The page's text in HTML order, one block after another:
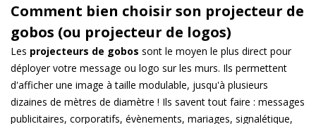
Comment bien choisir son projecteur de
gobos (ou projecteur de logos)
Les projecteurs de gobos sont le moyen le plus direct pour
déployer votre message ou logo sur les murs. Ils permettent
d'afficher une image à taille modulable, jusqu'à plusieurs
dizaines de mètres de diamètre ! Ils savent tout faire : messages
publicitaires, corporatifs, évènements, mariages, signalétique,